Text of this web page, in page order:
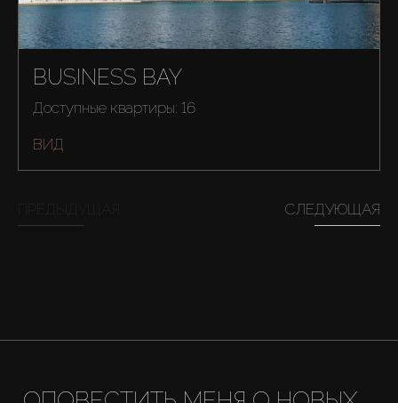
BUSINESS BAY
Доступные квартиры: 16
ВИД
СЛЕДУЮЩАЯ